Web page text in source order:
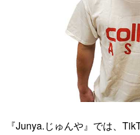
『Junya.じゅんや』では、